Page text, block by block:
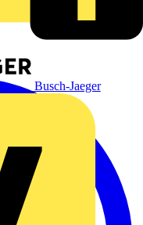
Busch-Jaeger